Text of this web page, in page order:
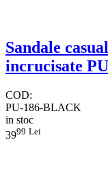
Sandale
incrucisate
COD:
PU-186-BLACK
in stoc
3999 Lei